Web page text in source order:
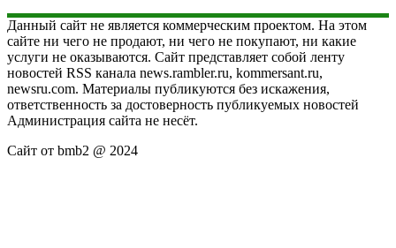
Данный сайт не является коммерческим проектом. На этом
сайте ни чего не продают, ни чего не покупают, ни какие
услуги не оказываются. Сайт представляет собой ленту
новостей RSS канала news.rambler.ru, kommersant.ru,
newsru.com. Материалы публикуются без искажения,
ответственность за достоверность публикуемых новостей
Администрация сайта не несёт.
Сайт от bmb2 @ 2024